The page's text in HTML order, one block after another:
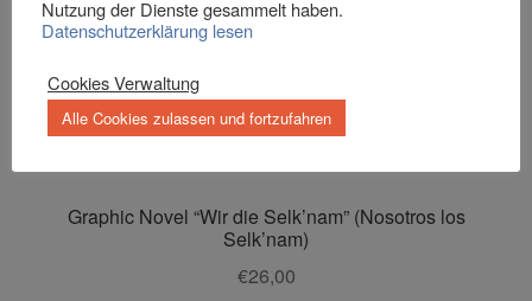
Graphic Novel “Wir die Selk’nam” (Nosotros los
Selk’nam)
€26,00
Nutzung der Dienste gesammelt haben.
Datenschutzerklärung lesen
Cookies Verwaltung
Alle Cookies zulassen und fortzufahren